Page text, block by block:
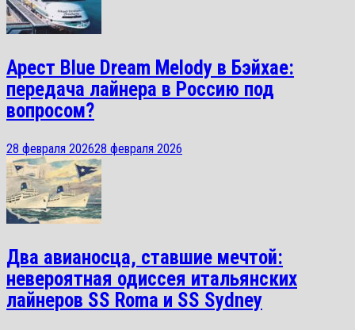
Арест Blue Dream Melody в Бэйхае:
передача лайнера в Россию под
вопросом?
28 февраля 202628 февраля 2026
Два авианосца, ставшие мечтой:
невероятная одиссея итальянских
лайнеров SS Roma и SS Sydney